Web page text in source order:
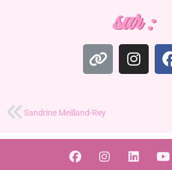
sur :
Sandrine Meilland-Rey